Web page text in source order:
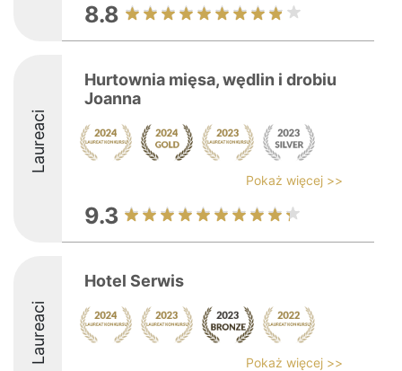
8.8
Laureaci
Hurtownia mięsa, wędlin i drobiu
Joanna
Pokaż więcej >>
9.3
Laureaci
Hotel Serwis
Pokaż więcej >>